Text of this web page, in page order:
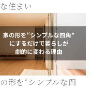
住まい
形を“シンプルな四